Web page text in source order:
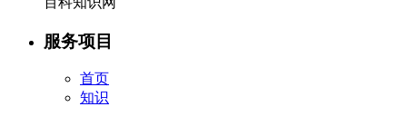
服务项目
首页
知识